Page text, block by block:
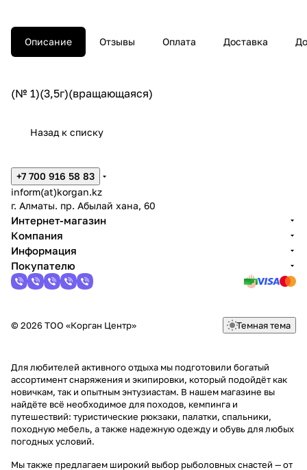
Описание Отзывы Оплата Доставка
(№ 1)(3,5г)(вращающаяся)
Назад к списку
+7 700 916 58 83
inform(at)korgan.kz
г. Алматы. пр. Абылай хана, 60
Интернет-магазин
Компания
Информация
Покупателю
© 2026 ТОО «Корган Центр» Темная тема
Для любителей активного отдыха мы подготовили богатый
ассортимент снаряжения и экипировки, который подойдёт как
новичкам, так и опытным энтузиастам. В нашем магазине вы
найдёте всё необходимое для походов, кемпинга и
путешествий: туристические рюкзаки, палатки, спальники,
походную мебель, а также надежную одежду и обувь для любых
погодных условий.
Мы также предлагаем широкий выбор рыболовных снастей — от